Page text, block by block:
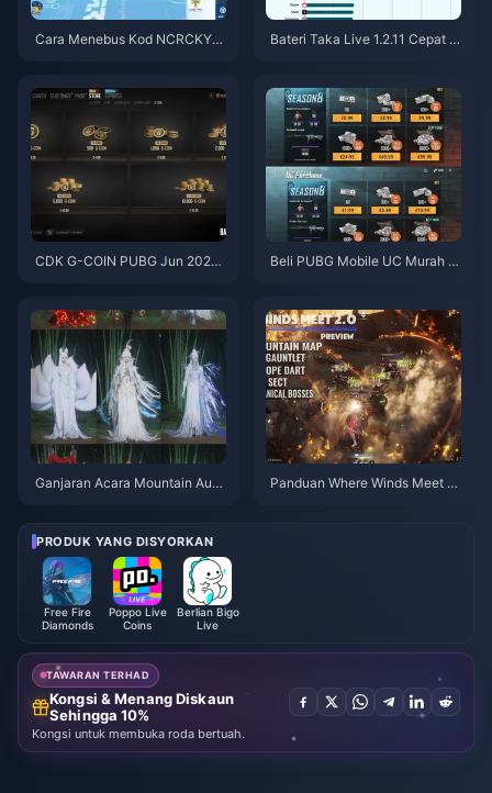
Cara Menebus Kod NCRCKYT
Bateri Taka Live 1.2.11 Cepat H
asinya
CDK G-COIN PUBG Jun 2026:
Beli PUBG Mobile UC Murah u
aik & Tambah Nilai Selamat
Ganjaran Acara Mountain Autu
& Keutamaan
Panduan Where Winds Meet 2.
PRODUK YANG DISYORKAN
Free Fire
Diamonds
Poppo Live
Coins
Berlian Bigo
Live
TAWARAN TERHAD
Kongsi & Menang Diskaun
Sehingga 10%
Kongsi untuk membuka roda bertuah.